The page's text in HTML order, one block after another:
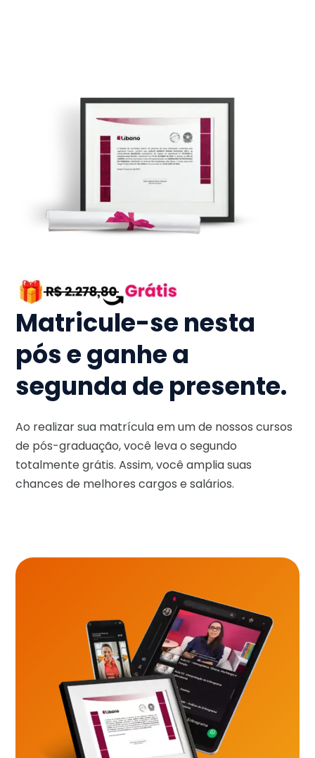
Matricule-se nesta
pós e ganhe a
segunda de presente.
Ao realizar sua matrícula em um de nossos cursos
de pós-graduação, você leva o segundo
totalmente grátis. Assim, você amplia suas
chances de melhores cargos e salários.